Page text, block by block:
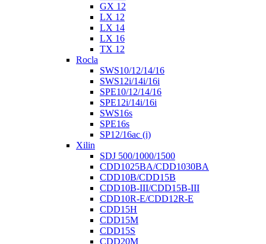
GX 12
LX 12
LX 14
LX 16
TX 12
Rocla
SWS10/12/14/16
SWS12i/14i/16i
SPE10/12/14/16
SPE12i/14i/16i
SWS16s
SPE16s
SP12/16ac (i)
Xilin
SDJ 500/1000/1500
CDD1025BA/CDD1030BA
CDD10B/CDD15B
CDD10B-III/CDD15B-III
CDD10R-E/CDD12R-E
CDD15H
CDD15M
CDD15S
CDD20M